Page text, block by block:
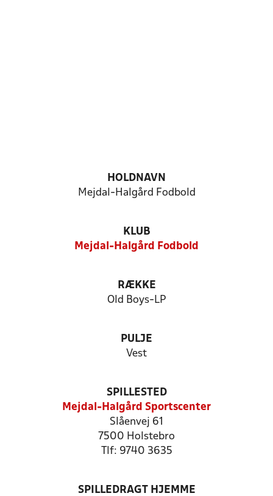
HOLDNAVN
Mejdal-Halgård Fodbold
KLUB
Mejdal-Halgård Fodbold
RÆKKE
Old Boys-LP
PULJE
Vest
SPILLESTED
Mejdal-Halgård Sportscenter
Slåenvej 61
7500 Holstebro
Tlf: 9740 3635
SPILLEDRAGT HJEMME